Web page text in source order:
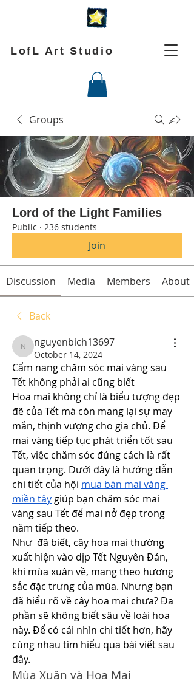
LofL Art Studio
Groups
Lord of the Light Families
Public · 236 students
Join
Discussion Media Members About
Back
nguyenbich13697
nguyenbich13697
October 14, 2024
Cẩm nang chăm sóc mai vàng sau
Tết không phải ai cũng biết
Hoa mai không chỉ là biểu tượng đẹp
đẽ của Tết mà còn mang lại sự may
mắn, thịnh vượng cho gia chủ. Để
mai vàng tiếp tục phát triển tốt sau
Tết, việc chăm sóc đúng cách là rất
quan trọng. Dưới đây là hướng dẫn
chi tiết của hội mua bán mai vàng
miền tây giúp bạn chăm sóc mai
vàng sau Tết để mai nở đẹp trong
năm tiếp theo.
Như  đã biết, cây hoa mai thường
xuất hiện vào dịp Tết Nguyên Đán,
khi mùa xuân về, mang theo hương
sắc đặc trưng của mùa. Nhưng bạn
đã hiểu rõ về cây hoa mai chưa? Đa
phần sẽ không biết sâu về loài hoa
này. Để có cái nhìn chi tiết hơn, hãy
cùng nhau tìm hiểu qua bài viết sau
đây.
Mùa Xuân và Hoa Mai